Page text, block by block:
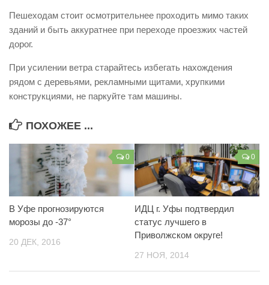
Пешеходам стоит осмотрительнее проходить мимо таких
зданий и быть аккуратнее при переходе проезжих частей
дорог.
При усилении ветра старайтесь избегать нахождения
рядом с деревьями, рекламными щитами, хрупкими
конструкциями, не паркуйте там машины.
ПОХОЖЕЕ ...
0
В Уфе прогнозируются
морозы до -37°
20 ДЕК, 2016
0
ИДЦ г. Уфы подтвердил
статус лучшего в
Приволжском округе!
27 НОЯ, 2014